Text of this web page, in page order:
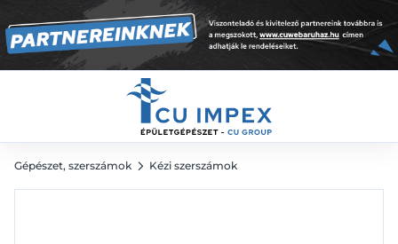
Gépészet, szerszámok Kézi szerszámok
10 862 Ft